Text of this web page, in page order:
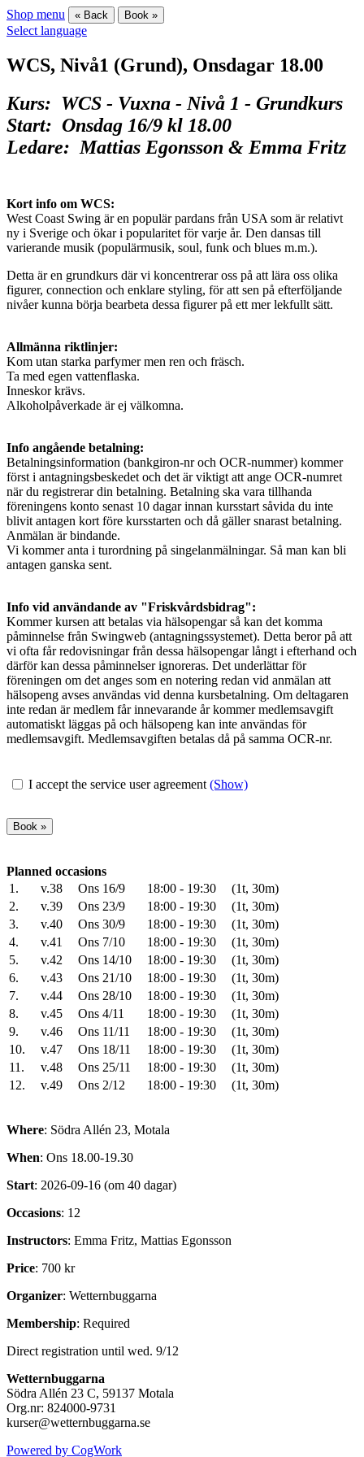
Shop menu « Back Book »
Select language
WCS, Nivå1 (Grund), Onsdagar 18.00
Kurs: WCS - Vuxna - Nivå 1 - Grundkurs
Start: Onsdag 16/9 kl 18.00
Ledare: Mattias Egonsson & Emma Fritz
Kort info om WCS:
West Coast Swing är en populär pardans från USA som är relativt
ny i Sverige och ökar i popularitet för varje år. Den dansas till
varierande musik (populärmusik, soul, funk och blues m.m.).
Detta är en grundkurs där vi koncentrerar oss på att lära oss olika
figurer, connection och enklare styling, för att sen på efterföljande
nivåer kunna börja bearbeta dessa figurer på ett mer lekfullt sätt.
Allmänna riktlinjer:
Kom utan starka parfymer men ren och fräsch.
Ta med egen vattenflaska.
Inneskor krävs.
Alkoholpåverkade är ej välkomna.
Info angående betalning:
Betalningsinformation (bankgiron-nr och OCR-nummer) kommer
först i antagningsbeskedet och det är viktigt att ange OCR-numret
när du registrerar din betalning. Betalning ska vara tillhanda
föreningens konto senast 10 dagar innan kursstart såvida du inte
blivit antagen kort före kursstarten och då gäller snarast betalning.
Anmälan är bindande.
Vi kommer anta i turordning på singelanmälningar. Så man kan bli
antagen ganska sent.
Info vid användande av "Friskvårdsbidrag":
Kommer kursen att betalas via hälsopengar så kan det komma
påminnelse från Swingweb (antagningssystemet). Detta beror på att
vi ofta får redovisningar från dessa hälsopengar långt i efterhand och
därför kan dessa påminnelser ignoreras. Det underlättar för
föreningen om det anges som en notering redan vid anmälan att
hälsopeng avses användas vid denna kursbetalning. Om deltagaren
inte redan är medlem får innevarande år kommer medlemsavgift
automatiskt läggas på och hälsopeng kan inte användas för
medlemsavgift. Medlemsavgiften betalas då på samma OCR-nr.
I accept the service user agreement (Show)
Planned occasions
1.
v.38 Ons 16/9 18:00 - 19:30
(1t, 30m)
2.
v.39 Ons 23/9 18:00 - 19:30
(1t, 30m)
3.
v.40 Ons 30/9 18:00 - 19:30
(1t, 30m)
4.
v.41 Ons 7/10 18:00 - 19:30
(1t, 30m)
5.
v.42 Ons 14/10 18:00 - 19:30
(1t, 30m)
6.
v.43 Ons 21/10 18:00 - 19:30
(1t, 30m)
7.
v.44 Ons 28/10 18:00 - 19:30
(1t, 30m)
8.
v.45 Ons 4/11 18:00 - 19:30
(1t, 30m)
9.
v.46 Ons 11/11 18:00 - 19:30
(1t, 30m)
10.
v.47 Ons 18/11 18:00 - 19:30
(1t, 30m)
11.
v.48 Ons 25/11 18:00 - 19:30
(1t, 30m)
12.
v.49 Ons 2/12 18:00 - 19:30 (1t, 30m)
Where: Södra Allén 23, Motala
When: Ons 18.00-19.30
Start: 2026-09-16 (om 40 dagar)
Occasions: 12
Instructors: Emma Fritz, Mattias Egonsson
Price: 700 kr
Organizer: Wetternbuggarna
Membership: Required
Direct registration until wed. 9/12
Wetternbuggarna
Södra Allén 23 C, 59137 Motala
Org.nr: 824000-9731
kurser@wetternbuggarna.se
Powered by CogWork